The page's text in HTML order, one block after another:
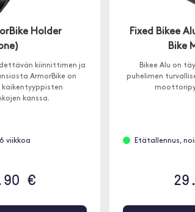
Holder
kiinnittimen ja
ArmorBike on
kaikentyyppisten
kanssa.
viikkoa
€
Fixed Bikee
Bike
Bikee Alu on
puhelimen
Etätallennus,